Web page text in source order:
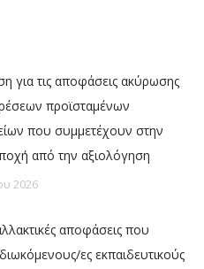
για τις αποφάσεις ακύρωσης
προϊσταμένων
που συμμετέχουν στην
από την αξιολόγηση
2026
αποφάσεις που
ες εκπαιδευτικούς